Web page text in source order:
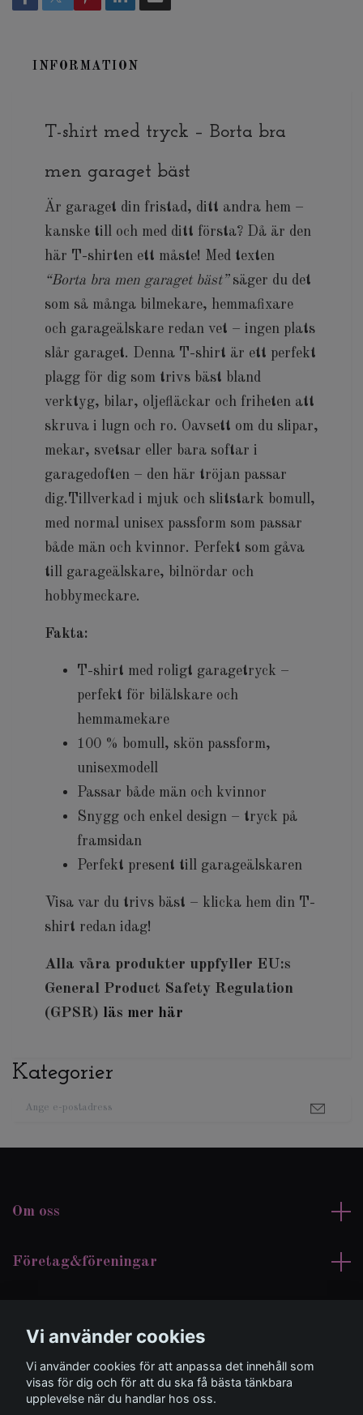
Kategorier
INFORMATION
T-shirt med tryck – Borta bra
men garaget bäst
Är garaget din fristad, ditt andra hem –
kanske till och med ditt första? Då är den
här T-shirten ett måste! Med texten
“Borta bra men garaget bäst”säger du det
som så många bilmekare, hemmafixare
och garageälskare redan vet – ingen plats
slår garaget. Denna T-shirt är ett perfekt
plagg för dig som trivs bäst bland
verktyg, bilar, oljefläckar och friheten att
skruva i lugn och ro. Oavsett om du slipar,
mekar, svetsar eller bara softar i
garagedoften – den här tröjan passar
dig.Tillverkad i mjuk och slitstark bomull,
med normal unisex passform som passar
både män och kvinnor. Perfekt som gåva
till garageälskare, bilnördar och
hobbymeckare.
Fakta:
T-shirt med roligt garagetryck –
perfekt för bilälskare och
hemmamekare
100 % bomull, skön passform,
unisexmodell
Passar både män och kvinnor
Snygg och enkel design – tryck på
framsidan
Perfekt present till garageälskaren
Visa var du trivs bäst – klicka hem din T-
shirt redan idag!
Alla våra produkter uppfyller EU:s
General Product Safety Regulation
(GPSR) läs mer här
Om oss
Företag&föreningar
Sociala medier
Vi använder cookies
Vi använder cookies för att anpassa det innehåll som
visas för dig och för att du ska få bästa tänkbara
upplevelse när du handlar hos oss.